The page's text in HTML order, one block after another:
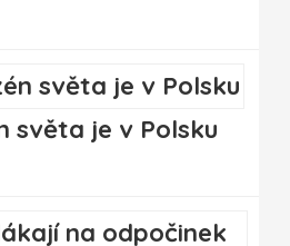
světa je v Polsku